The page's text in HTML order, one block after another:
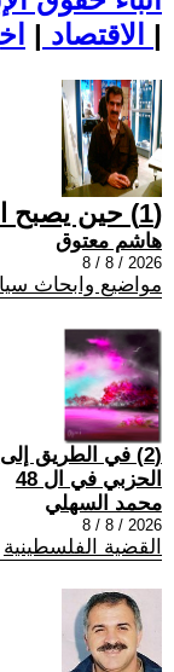
الاقتصاد | |
(1) حين يصبح الوطن ضحيةً للهويات
هاشم معتوق
2026 / 8 / 8
مواضيع وابحاث
الحزبي في ال 48
محمد السهلي
2026 / 8 / 8
القضية الفلسطينية